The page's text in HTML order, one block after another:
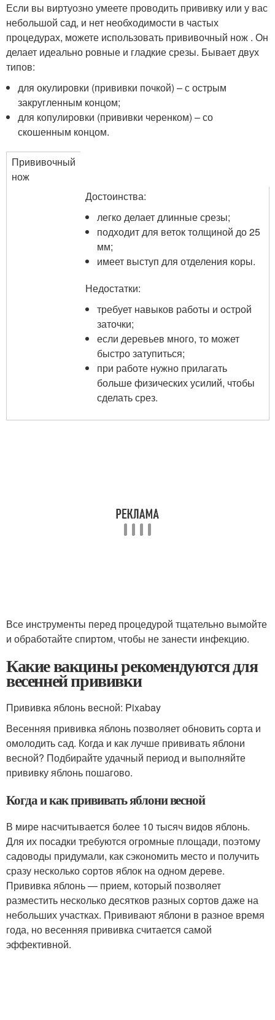
Если вы виртуозно умеете проводить прививку или у вас
небольшой сад, и нет необходимости в частых
процедурах, можете использовать прививочный нож . Он
делает идеально ровные и гладкие срезы. Бывает двух
типов:
для окулировки (прививки почкой) – с острым
закругленным концом;
для копулировки (прививки черенком) – со
скошенным концом.
Прививочный
нож
Достоинства:
легко делает длинные срезы;
подходит для веток толщиной до 25
мм;
имеет выступ для отделения коры.
Недостатки:
требует навыков работы и острой
заточки;
если деревьев много, то может
быстро затупиться;
при работе нужно прилагать
больше физических усилий, чтобы
сделать срез.
Все инструменты перед процедурой тщательно вымойте
и обработайте спиртом, чтобы не занести инфекцию.
Какие вакцины рекомендуются для
весенней прививки
Прививка яблонь весной: Pixabay
Весенняя прививка яблонь позволяет обновить сорта и
омолодить сад. Когда и как лучше прививать яблони
весной? Подбирайте удачный период и выполняйте
прививку яблонь пошагово.
Когда и как прививать яблони весной
В мире насчитывается более 10 тысяч видов яблонь.
Для их посадки требуются огромные площади, поэтому
садоводы придумали, как сэкономить место и получить
сразу несколько сортов яблок на одном дереве.
Прививка яблонь — прием, который позволяет
разместить несколько десятков разных сортов даже на
небольших участках. Прививают яблони в разное время
года, но весенняя прививка считается самой
эффективной.